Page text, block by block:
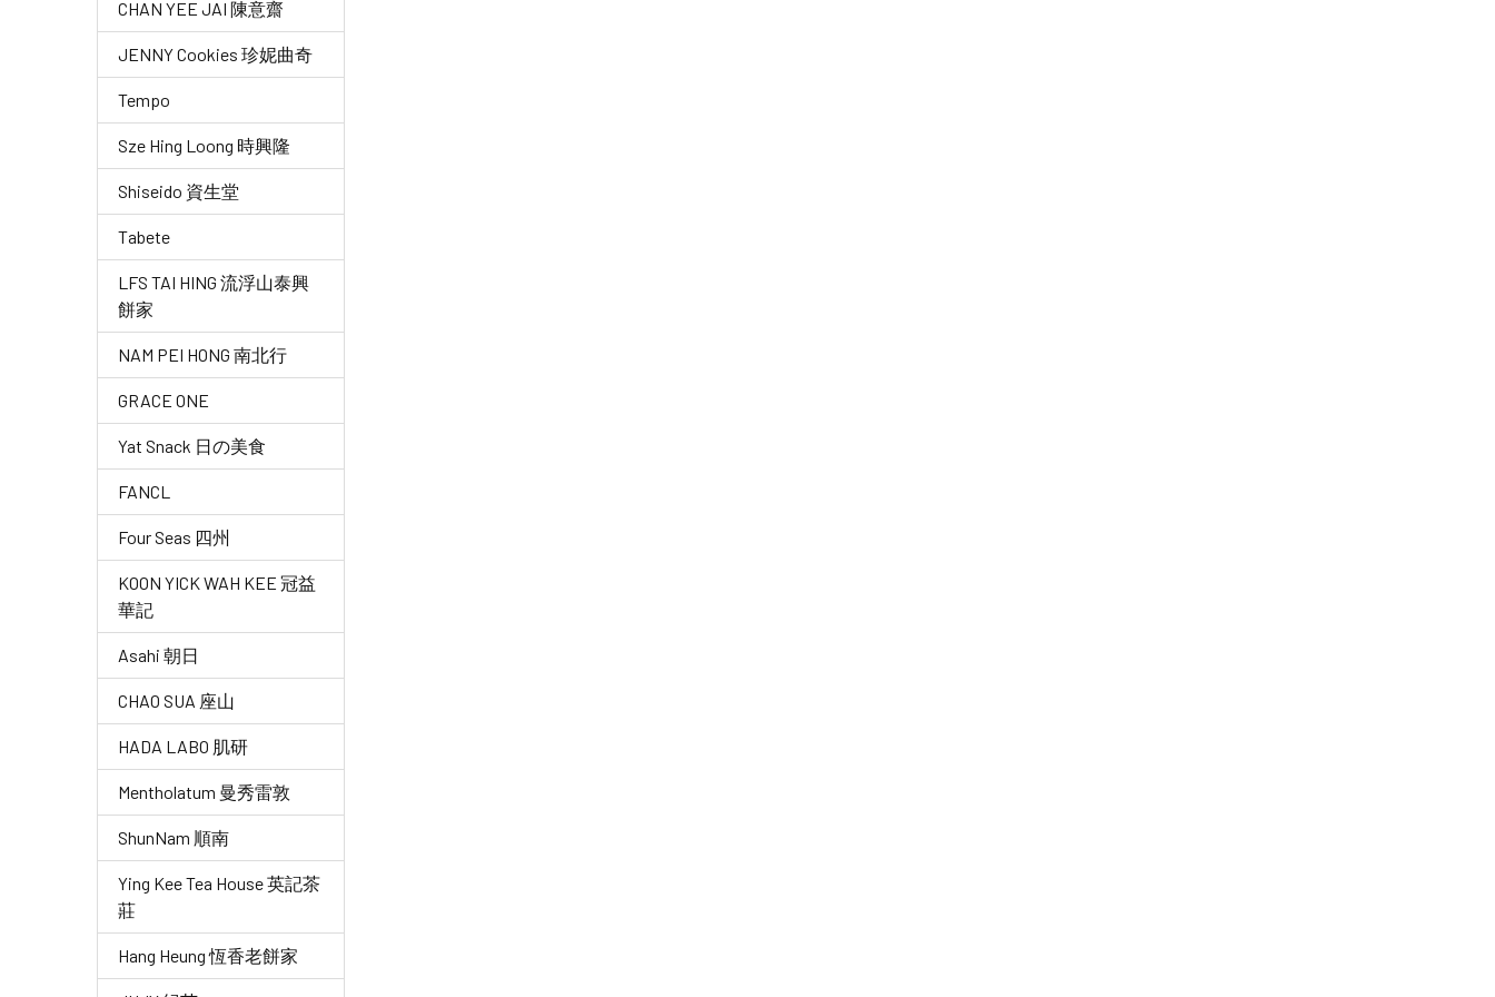
CHAN YEE JAI 陳意齋
JENNY Cookies 珍妮曲奇
Tempo
Sze Hing Loong 時興隆
Shiseido 資生堂
Tabete
LFS TAI HING 流浮山泰興
餅家
NAM PEI HONG 南北行
GRACE ONE
Yat Snack 日の美食
FANCL
Four Seas 四州
KOON YICK WAH KEE 冠益
華記
Asahi 朝日
CHAO SUA 座山
HADA LABO 肌研
Mentholatum 曼秀雷敦
ShunNam 順南
Ying Kee Tea House 英記茶
莊
Hang Heung 恆香老餅家